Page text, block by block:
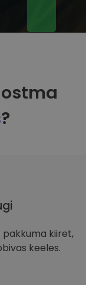
?
pakkuma kiiret,
keeles.